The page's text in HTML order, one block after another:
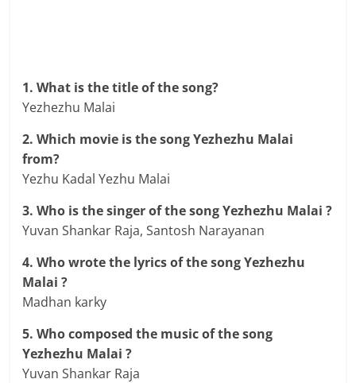
1. What is the title of the song?
Yezhezhu Malai
2. Which movie is the song Yezhezhu Malai
from?
Yezhu Kadal Yezhu Malai
3. Who is the singer of the song Yezhezhu Malai ?
Yuvan Shankar Raja, Santosh Narayanan
4. Who wrote the lyrics of the song Yezhezhu
Malai ?
Madhan karky
5. Who composed the music of the song
Yezhezhu Malai ?
Yuvan Shankar Raja